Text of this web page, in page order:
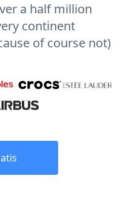
a half million
continent
of course not)